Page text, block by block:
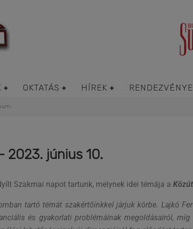
OKTATÁS HÍREK
2023. június 10.
Szakmai napot tartunk, melynek idei témája a
tartó témát szakértőinkkel járjuk körbe. Lajkó
és gyakorlati problémáinak megoldásairól,